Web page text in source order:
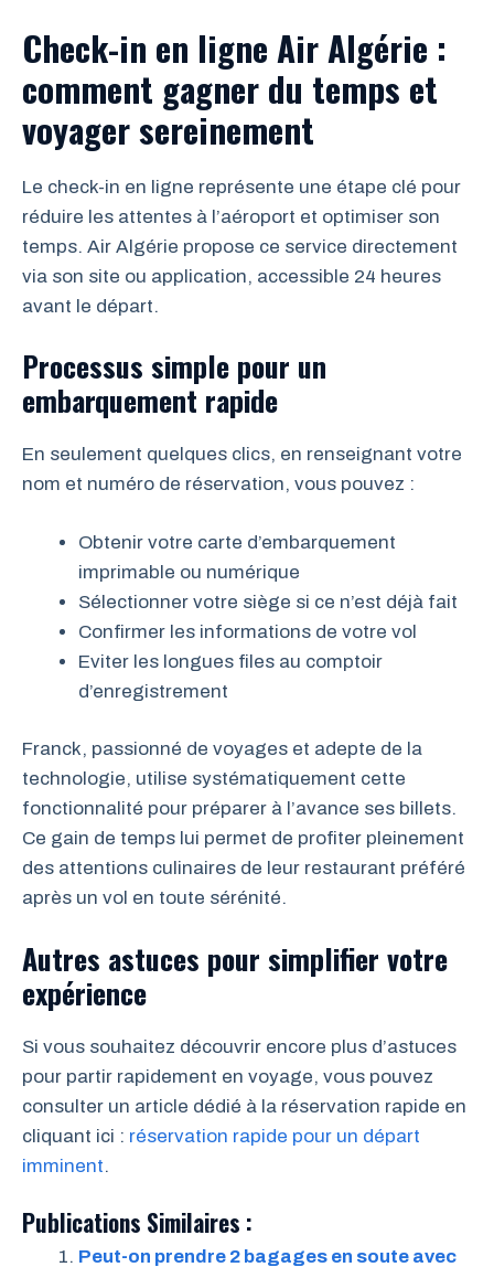
Check-in en ligne Air Algérie :
comment gagner du temps et
voyager sereinement
Le check-in en ligne représente une étape clé pour
réduire les attentes à l’aéroport et optimiser son
temps. Air Algérie propose ce service directement
via son site ou application, accessible 24 heures
avant le départ.
Processus simple pour un
embarquement rapide
En seulement quelques clics, en renseignant votre
nom et numéro de réservation, vous pouvez :
Obtenir votre carte d’embarquement
imprimable ou numérique
Sélectionner votre siège si ce n’est déjà fait
Confirmer les informations de votre vol
Eviter les longues files au comptoir
d’enregistrement
Franck, passionné de voyages et adepte de la
technologie, utilise systématiquement cette
fonctionnalité pour préparer à l’avance ses billets.
Ce gain de temps lui permet de profiter pleinement
des attentions culinaires de leur restaurant préféré
après un vol en toute sérénité.
Autres astuces pour simplifier votre
expérience
Si vous souhaitez découvrir encore plus d’astuces
pour partir rapidement en voyage, vous pouvez
consulter un article dédié à la réservation rapide en
cliquant ici : réservation rapide pour un départ
imminent.
Publications Similaires :
Peut-on prendre 2 bagages en soute avec